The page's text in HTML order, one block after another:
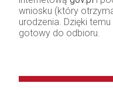
wniosku (który
urodzenia. Dzięki
gotowy do odbioru.